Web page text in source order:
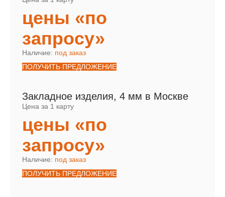
цены «по
запросу»
Наличие: под заказ
ПОЛУЧИТЬ ПРЕДЛОЖЕНИЕ
Закладное изделия, 4 мм в Москве
Цена за 1 карту
цены «по
запросу»
Наличие: под заказ
ПОЛУЧИТЬ ПРЕДЛОЖЕНИЕ